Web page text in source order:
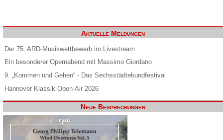
Aktuelle Meldungen
Der 75. ARD-Musikwettbewerb im Livestream
Ein besonderer Opernabend mit Massimo Giordano
9. „Kommen und Gehen“ - Das Sechsstädtebundfestival
Hannover Klassik Open-Air 2026
Neue Besprechungen